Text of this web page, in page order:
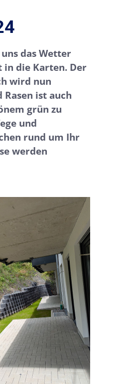
das Wetter
in die Karten. Der
wird nun
ist auch
grün zu
und
rund um Ihr
werden